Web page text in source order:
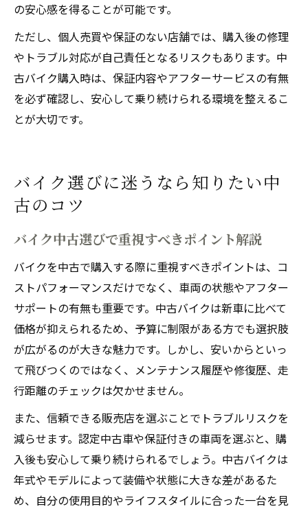
の安心感を得ることが可能です。
ただし、個人売買や保証のない店舗では、購入後の修理
やトラブル対応が自己責任となるリスクもあります。中
古バイク購入時は、保証内容やアフターサービスの有無
を必ず確認し、安心して乗り続けられる環境を整えるこ
とが大切です。
バイク選びに迷うなら知りたい中
古のコツ
バイク中古選びで重視すべきポイント解説
バイクを中古で購入する際に重視すべきポイントは、コ
ストパフォーマンスだけでなく、車両の状態やアフター
サポートの有無も重要です。中古バイクは新車に比べて
価格が抑えられるため、予算に制限がある方でも選択肢
が広がるのが大きな魅力です。しかし、安いからといっ
て飛びつくのではなく、メンテナンス履歴や修復歴、走
行距離のチェックは欠かせません。
また、信頼できる販売店を選ぶことでトラブルリスクを
減らせます。認定中古車や保証付きの車両を選ぶと、購
入後も安心して乗り続けられるでしょう。中古バイクは
年式やモデルによって装備や状態に大きな差があるた
め、自分の使用目的やライフスタイルに合った一台を見